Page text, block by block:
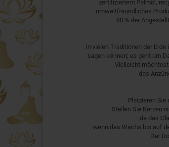
zertifiziertem Palmöl,
umweltfreundliches
80 % der
In vielen Traditionen der
sagen können; es geht um
Vielleicht
das
Platzieren Sie
Stellen Sie Kerzen
da das
wenn das Wachs bis auf
Der